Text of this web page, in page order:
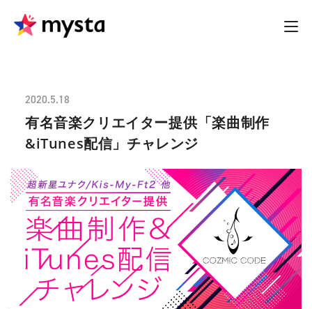
2020.5.18
有名音楽クリエイター提供 「楽曲制作
&iTunes配信」チャレンジ